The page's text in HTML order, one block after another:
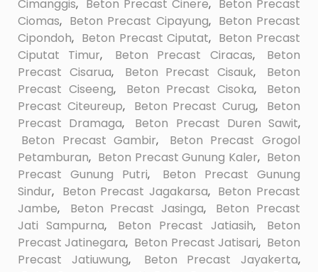
Cimanggis, Beton Precast Cinere, Beton Precast
Ciomas, Beton Precast Cipayung, Beton Precast
Cipondoh, Beton Precast Ciputat, Beton Precast
Ciputat Timur, Beton Precast Ciracas,
Beton
Precast Cisarua, Beton Precast Cisauk,
Beton
Precast Ciseeng, Beton Precast Cisoka,
Beton
Precast Citeureup, Beton Precast Curug,
Beton
Precast Dramaga, Beton Precast Duren Sawit,
Beton Precast Gambir,
Beton Precast Grogol
Petamburan, Beton Precast Gunung Kaler, Beton
Precast Gunung Putri,
Beton Precast Gunung
Sindur, Beton Precast Jagakarsa, Beton Precast
Jambe, Beton Precast Jasinga,
Beton Precast
Jati Sampurna, Beton Precast Jatiasih,
Beton
Precast Jatinegara, Beton Precast Jatisari, Beton
Precast Jatiuwung, Beton Precast Jayakerta,